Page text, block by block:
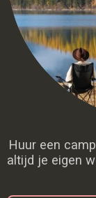
Huur een
altijd je eigen